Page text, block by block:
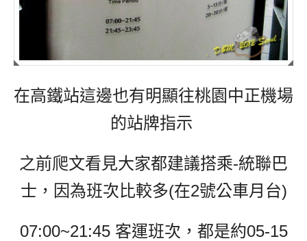
在高鐵站這邊也有明顯往桃園中正機場
的站牌指示
之前爬文看見大家都建議搭乘-統聯巴
士，因為班次比較多(在2號公車月台)
07:00~21:45 客運班次，都是約05-15